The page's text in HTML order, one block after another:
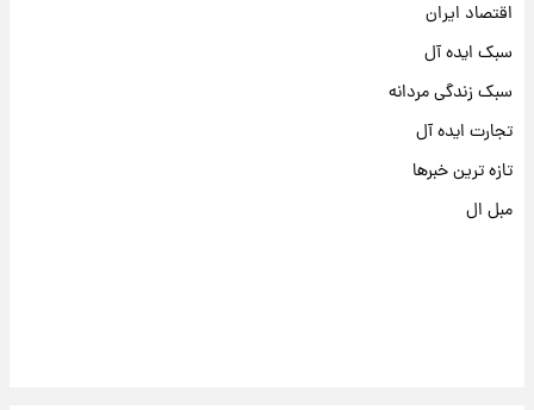
اقتصاد ایران
سبک ایده آل
سبک زندگی مردانه
تجارت ایده آل
تازه ترین خبرها
مبل ال